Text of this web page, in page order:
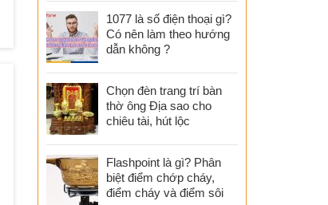
1077 là số điện thoại gì?
Có nên làm theo hướng
dẫn không ?
Chọn đèn trang trí bàn
thờ ông Địa sao cho
chiêu tài, hút lộc
Flashpoint là gì? Phân
biệt điểm chớp cháy,
điểm cháy và điểm sôi